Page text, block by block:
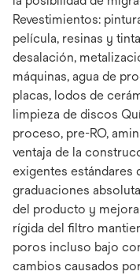
Revestimientos:
película, resinas y
desalación,
máquinas, agua de
placas, lodos de
limpieza de discos
proceso, pre-RO,
ventaja de la
exigentes estándares
graduaciones
del producto y
rígida del filtro
poros incluso bajo
cambios causados